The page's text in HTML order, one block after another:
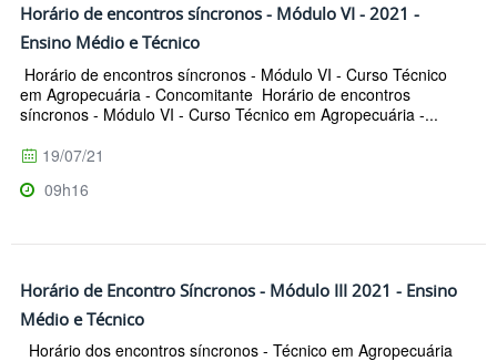
Horário de encontros síncronos - Módulo VI - 2021 -
Ensino Médio e Técnico
Horário de encontros síncronos - Módulo VI - Curso Técnico
em Agropecuária - Concomitante Horário de encontros
síncronos - Módulo VI - Curso Técnico em Agropecuária -...
19/07/21
09h16
Horário de Encontro Síncronos - Módulo III 2021 - Ensino
Médio e Técnico
Horário dos encontros síncronos - Técnico em Agropecuária